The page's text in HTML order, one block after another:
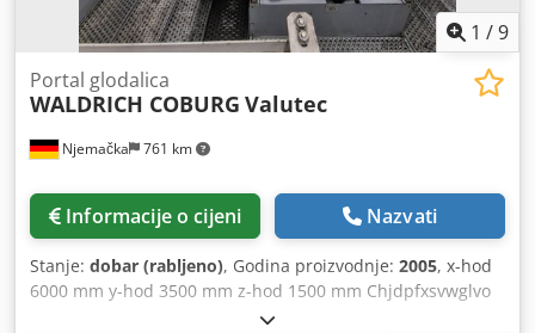
1 /9
Njemačka 761 km
Portal glodalica
WALDRICH COBURG Valutec
Informacije o cijeni Nazvati
Stanje: dobar (rabljeno), Godina proizvodnje: 2005, x-hod
6000 mm y-hod 3500 mm z-hod 1500 mm Chjdpfxsvwglvo
Acwsa Kontrola SIEMENS 840D nosivost stola 12 t